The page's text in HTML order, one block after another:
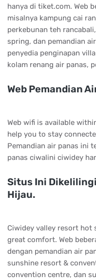
hanya di tiket.com. Web
misalnya kampung cai
perkebunan teh
spring, dan pemandian
penyedia penginapan
kolam renang air panas,
Web Pemandian
Web wifi is available
help you to stay
Pemandian air panas ini
panas ciwalini ciwidey
Situs Ini
Hijau.
Ciwidey valley resort
great comfort. Web
dengan pemandian air
sunshine resort &
convention centre, dan